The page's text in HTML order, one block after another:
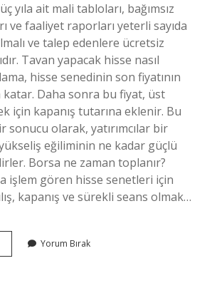
yıla ait mali tabloları, bağımsız
ve faaliyet raporları yeterli sayıda
ve talep edenlere ücretsiz
Tavan yapacak hisse nasıl
hisse senedinin son fiyatının
katar. Daha sonra bu fiyat, üst
için kapanış tutarına eklenir. Bu
sonucu olarak, yatırımcılar bir
eğiliminin ne kadar güçlü
Borsa ne zaman toplanır?
işlem gören hisse senetleri için
kapanış ve sürekli seans olmak…
Yorum Bırak